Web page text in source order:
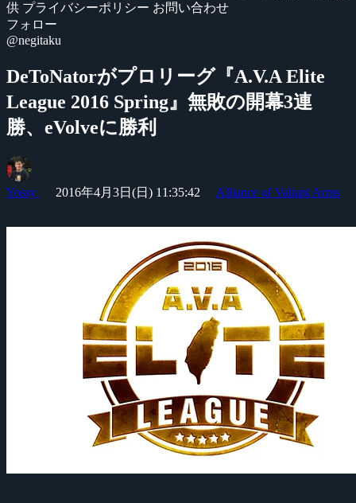
供 プライバシーポリシー お問い合わせ
フォロー
@negitaku
DeToNatorがプロリーグ『A.V.A Elite
League 2016 Spring』無敗の開幕3連
勝、eVolveに勝利
Yossy 2016年4月3日(日) 11:35:42 Alliance of Valiant Arms